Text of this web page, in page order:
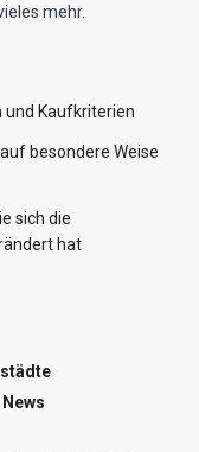
mehr.
und Kaufkriterien
besondere Weise
sich die
hat